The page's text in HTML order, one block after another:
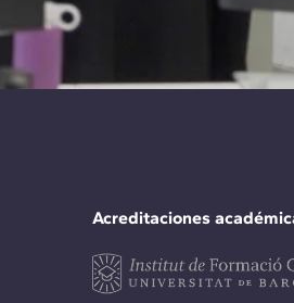
Acreditaciones